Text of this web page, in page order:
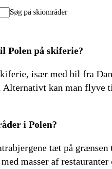
Søg på skiområder
Polen på skiferie?
især med bil fra
Alternativt kan man
i Polen?
tæt på
masser af